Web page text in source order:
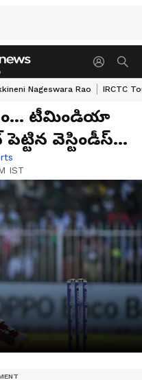
Nageswara Rao IRCTC
టీమిండియా
వెస్టిండీస్...
IST